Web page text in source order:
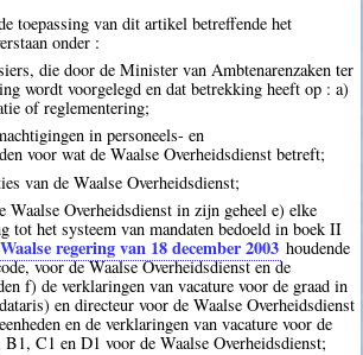
toepassing van dit artikel betreffende het
onder :
die door de Minister van Ambtenarenzaken ter
wordt voorgelegd en dat betrekking heeft op : a)
of reglementering;
in personeels- en
voor wat de Waalse Overheidsdienst betreft;
van de Waalse Overheidsdienst;
Waalse Overheidsdienst in zijn geheel e) elke
tot het systeem van mandaten bedoeld in boek II
regering van 18 december 2003 houdende
voor de Waalse Overheidsdienst en de
f) de verklaringen van vacature voor de graad in
en directeur voor de Waalse Overheidsdienst
en de verklaringen van vacature voor de
C1 en D1 voor de Waalse Overheidsdienst;